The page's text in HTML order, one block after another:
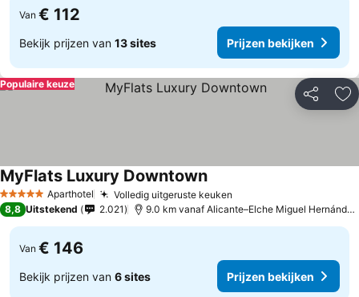
Van € 112
Bekijk prijzen van 13 sites Prijzen bekijken
Delen
Populaire keuze
5 Sterren Aparthotel Volledig uitgeruste keuken
MyFlats Luxury Downtown
8,8 Uitstekend 2.021 9.0 km vanaf Alicante–Elche Miguel Hernández Airport
Van € 146
Bekijk prijzen van 6 sites Prijzen bekijken